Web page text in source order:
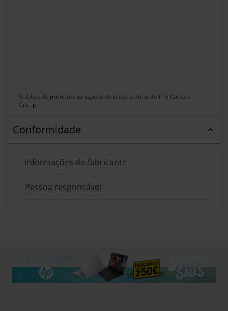
Análises de produtos agregadas de todas as lojas do Pro Gamers
Group.
Conformidade
Informações do fabricante
Pessoa responsável